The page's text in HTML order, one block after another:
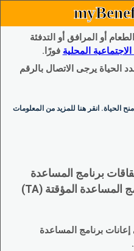
أو المرافق أو التدفئة
المحلية فورًا.
الحياة يرجى الاتصال بالرقم
الحياة. انقر هنا للمزيد من المعلومات
برنامج المساعدة
الغذائية التكميلية (SNAP) وبرنامج المساعدة المؤقتة (TA)
برنامج المساعدة